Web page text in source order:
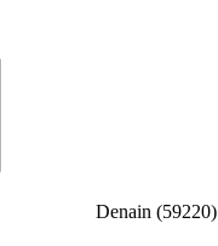
Denain (59220)